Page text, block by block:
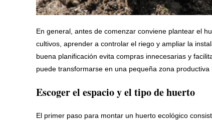
En general, antes de comenzar conviene plantear el
cultivos, aprender a controlar el riego y ampliar la
buena planificación evita compras innecesarias y
puede transformarse en una pequeña zona productiva
Escoger el espacio y el tipo de huerto
El primer paso para montar un huerto ecológico